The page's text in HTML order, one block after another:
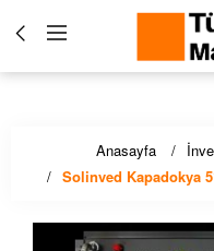
Türkiye Solar Market
Panel, İnverter,
Anasayfa
Solinved Kapadokya